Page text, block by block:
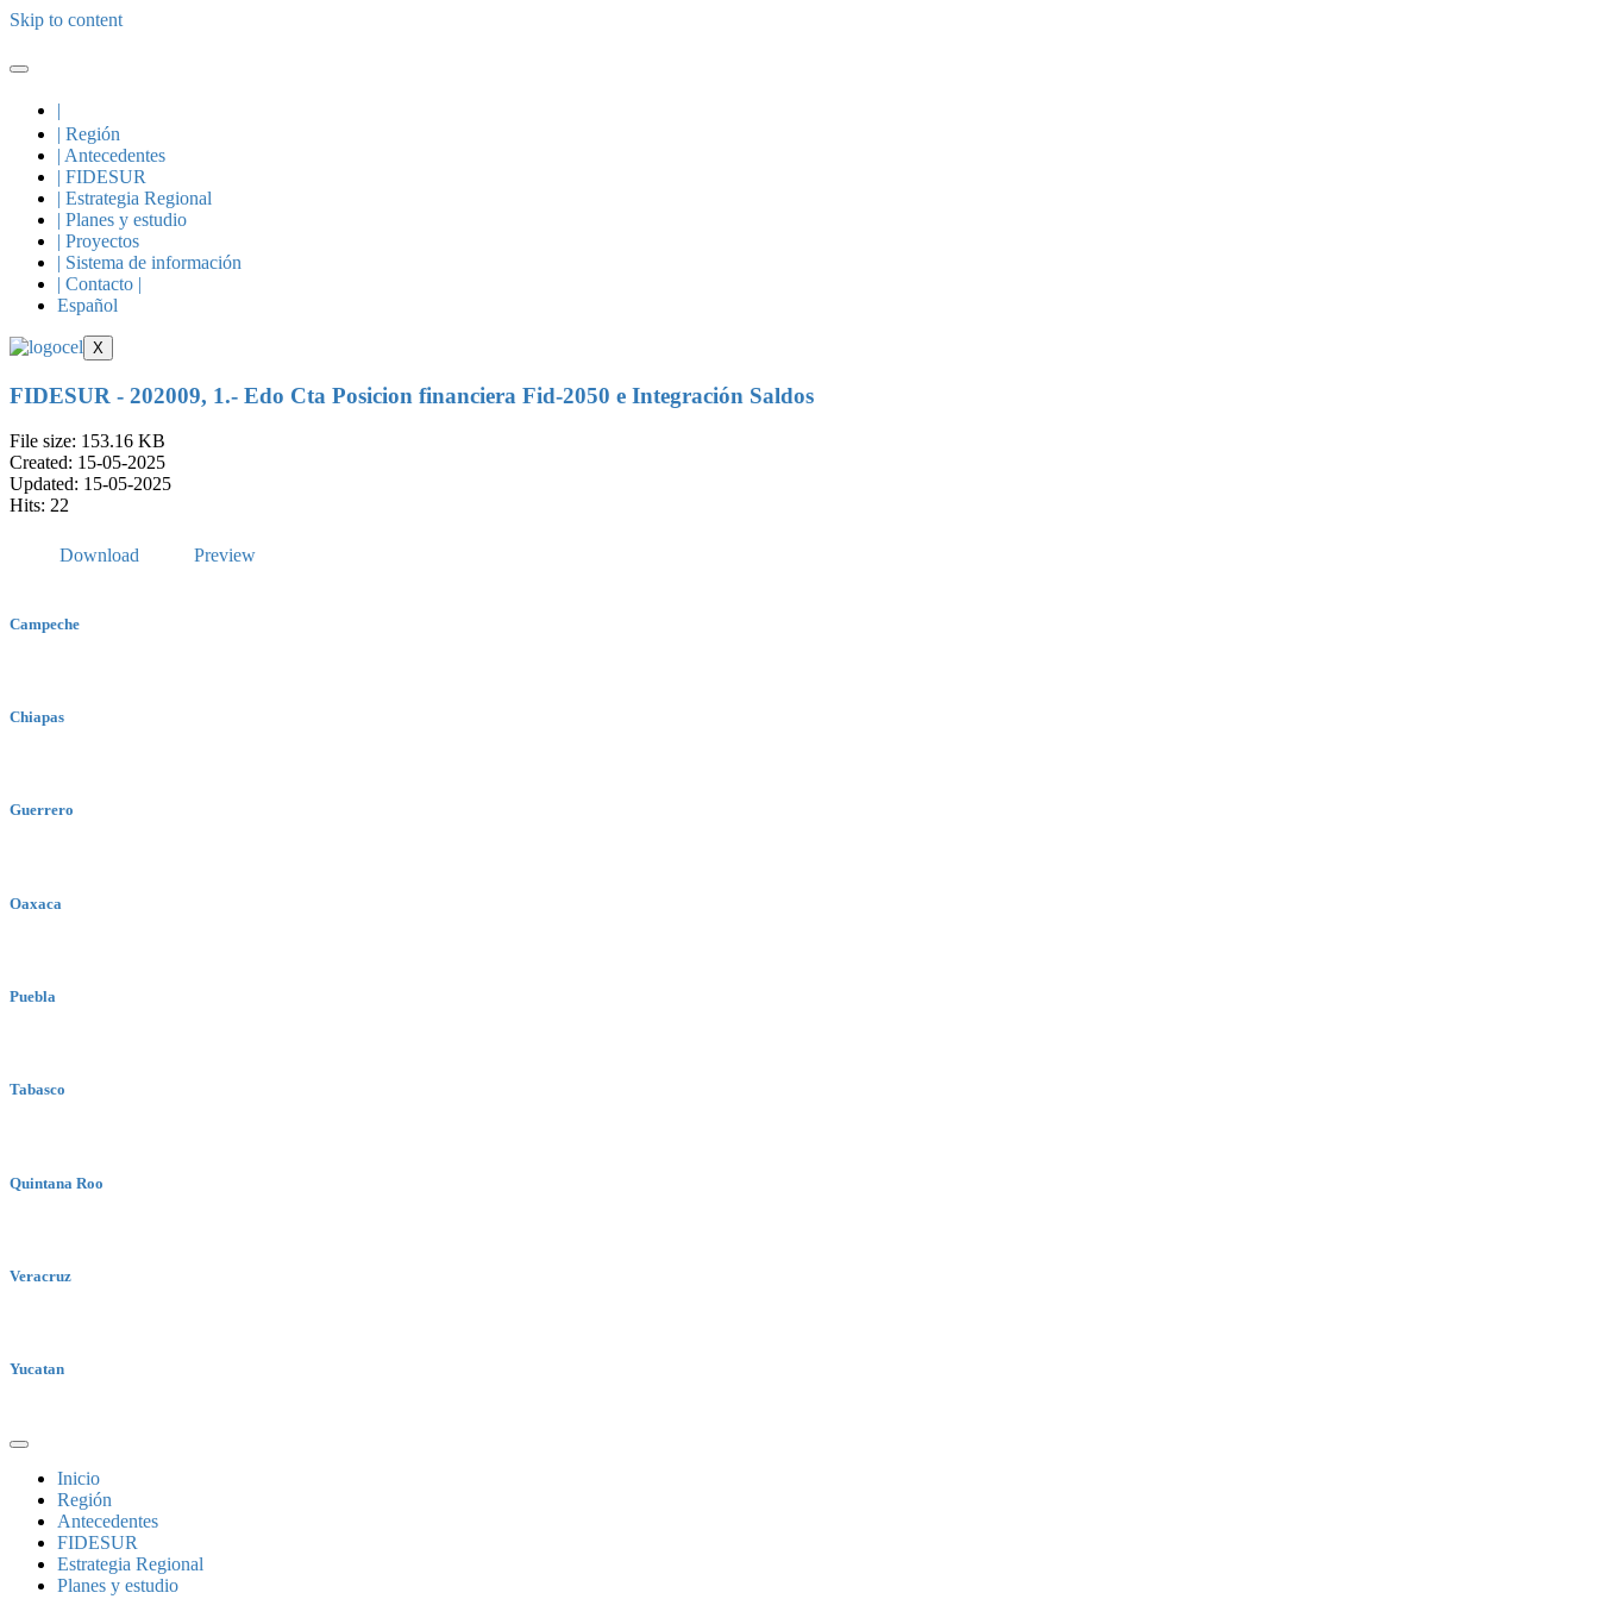
Skip to content
|
| Región
| Antecedentes
| FIDESUR
| Estrategia Regional
| Planes y estudio
| Proyectos
| Sistema de información
| Contacto |
Español
X
FIDESUR - 202009, 1.- Edo Cta Posicion financiera Fid-2050 e Integración Saldos
File size: 153.16 KB
Created: 15-05-2025
Updated: 15-05-2025
Hits: 22
Download Preview
Campeche
Chiapas
Guerrero
Oaxaca
Puebla
Tabasco
Quintana Roo
Veracruz
Yucatan
Inicio
Región
Antecedentes
FIDESUR
Estrategia Regional
Planes y estudio